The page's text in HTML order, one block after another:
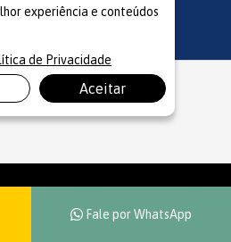
Restinga
Fale por WhatsApp
experiência e conteúdos
de Privacidade
Aceitar